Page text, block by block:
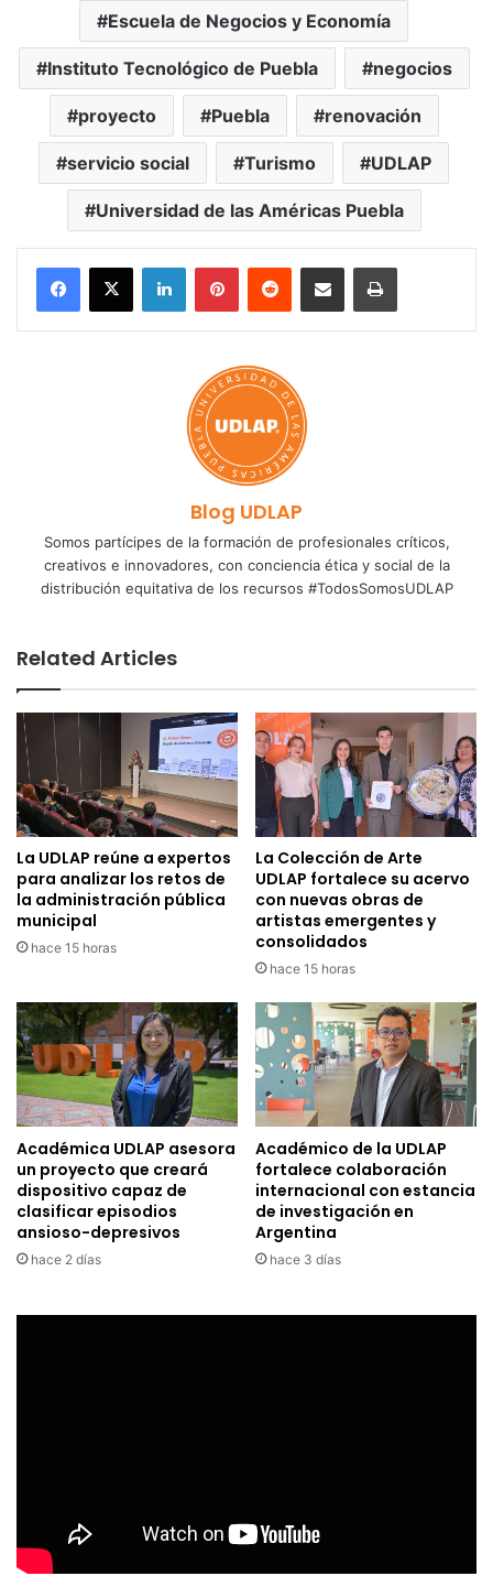
Escuela de Negocios y Economía
Instituto Tecnológico de Puebla negocios
proyecto Puebla renovación
servicio social Turismo UDLAP
Universidad de las Américas Puebla
LinkedInPinterestReddit Share via Email Print
Blog UDLAP
Somos partícipes de la formación de profesionales críticos,
creativos e innovadores, con conciencia ética y social de la
distribución equitativa de los recursos #TodosSomosUDLAP
Related Articles
La UDLAP reúne a expertos
para analizar los retos de
la administración pública
municipal
hace 15 horas
La Colección de Arte
UDLAP fortalece su acervo
con nuevas obras de
artistas emergentes y
consolidados
hace 15 horas
Académica UDLAP asesora
un proyecto que creará
dispositivo capaz de
clasificar episodios
ansioso-depresivos
hace 2 días
Académico de la UDLAP
fortalece colaboración
internacional con estancia
de investigación en
Argentina
hace 3 días